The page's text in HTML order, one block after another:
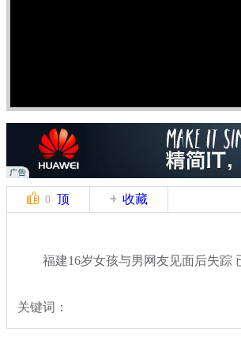
0 顶 收藏
福建16岁女孩与男网友见面后失踪
关键词：